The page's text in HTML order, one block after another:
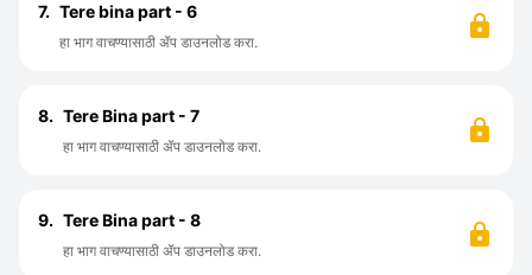
7. Tere bina part - 6
हा भाग वाचण्यासाठी ॲप डाउनलोड करा.
8. Tere Bina part - 7
हा भाग वाचण्यासाठी ॲप डाउनलोड करा.
9. Tere Bina part - 8
हा भाग वाचण्यासाठी ॲप डाउनलोड करा.